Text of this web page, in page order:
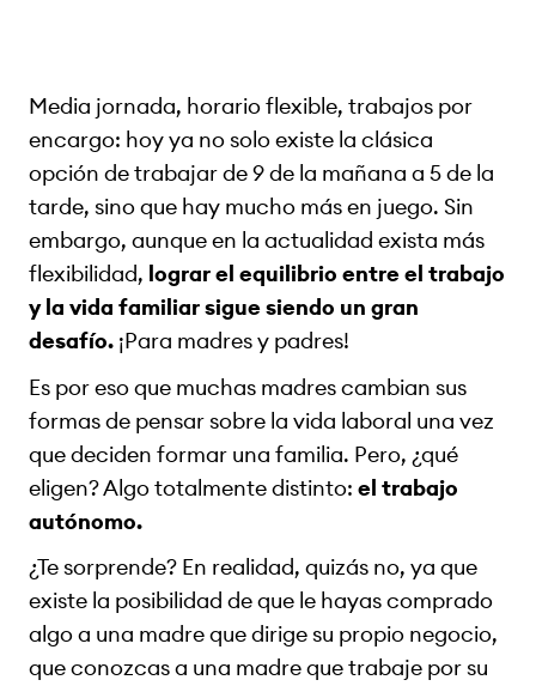
Media jornada, horario flexible, trabajos por
encargo: hoy ya no solo existe la clásica
opción de trabajar de 9 de la mañana a 5 de la
tarde, sino que hay mucho más en juego. Sin
embargo, aunque en la actualidad exista más
flexibilidad, lograr el equilibrio entre el trabajo
y la vida familiar sigue siendo un gran
desafío. ¡Para madres y padres!
Es por eso que muchas madres cambian sus
formas de pensar sobre la vida laboral una vez
que deciden formar una familia. Pero, ¿qué
eligen? Algo totalmente distinto: el trabajo
autónomo.
¿Te sorprende? En realidad, quizás no, ya que
existe la posibilidad de que le hayas comprado
algo a una madre que dirige su propio negocio,
que conozcas a una madre que trabaje por su